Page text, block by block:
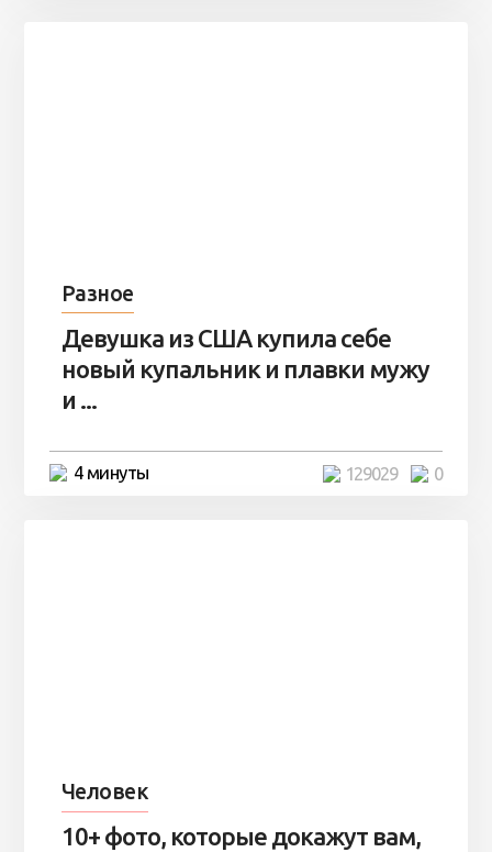
Разное
Девушка из США купила себе
новый купальник и плавки мужу
и ...
4 минуты 0
129029
Человек
10+ фото, которые докажут вам,